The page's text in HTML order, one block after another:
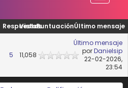
Respuestas
VistasPuntuaciónÚltimo mensaje
5 11,058
Último mensaje
porDanielsip
22-02-2026,
23:54